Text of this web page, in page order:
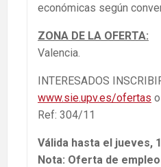
económicas según
ZONA DE LA OFERTA:
Valencia.
INTERESADOS
www.sie.upv.es/ofertas
Ref: 304/11
Válida hasta el jueves,
Nota: Oferta de